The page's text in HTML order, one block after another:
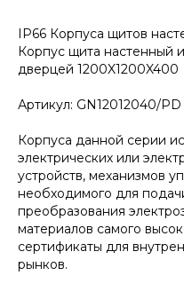
IP66 Корпуса щитов
Корпус щита настенный
дверцей 1200X1200X400
Артикул: GN12012040/PD
Корпуса данной серии
электрических или
устройств, механизмов
необходимого для
преобразования
материалов самого
сертификаты для
рынков.